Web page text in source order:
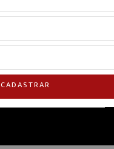
CADASTRAR